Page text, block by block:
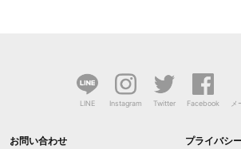
LINE Instagram Twitter Facebook メ
お問い合わせ プライバシ